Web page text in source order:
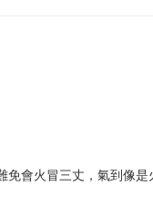
會火冒三丈，氣到像